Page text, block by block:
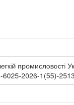
промисловості
2026-1(55)-